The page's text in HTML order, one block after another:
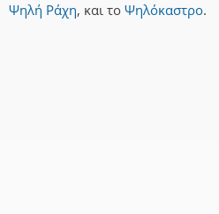
Ψηλή Ράχη, και το Ψηλόκαστρο.